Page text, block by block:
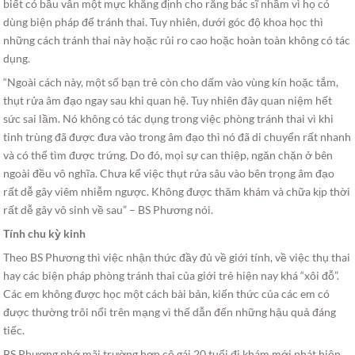
biết có bầu vẫn một mực khẳng định cho rằng bác sĩ nhầm vì họ có
dùng biện pháp để tránh thai. Tuy nhiên, dưới góc độ khoa học thì
những cách tránh thai này hoặc rủi ro cao hoặc hoàn toàn không có tác
dụng.
“Ngoài cách này, một số bạn trẻ còn cho dấm vào vùng kín hoặc tắm,
thụt rửa âm đạo ngay sau khi quan hệ. Tuy nhiên đây quan niệm hết
sức sai lầm. Nó không có tác dụng trong việc phòng tránh thai vì khi
tinh trùng đã được đưa vào trong âm đạo thì nó đã di chuyển rất nhanh
và có thể tìm được trứng. Do đó, mọi sự can thiệp, ngăn chặn ở bên
ngoài đều vô nghĩa. Chưa kể việc thụt rửa sâu vào bên trọng âm đạo
rất dễ gây viêm nhiễm ngược. Không được thăm khám và chữa kịp thời
rất dễ gây vô sinh về sau” – BS Phương nói.
Tính chu kỳ kinh
Theo BS Phương thì việc nhận thức đầy đủ về giới tính, về việc thụ thai
hay các biện pháp phòng tránh thai của giới trẻ hiện nay khá “xôi đỗ”.
Các em không được học một cách bài bản, kiến thức của các em có
được thường trôi nổi trên mạng vì thế dẫn đến những hậu quả đáng
tiếc.